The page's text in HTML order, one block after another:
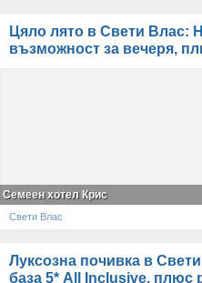
Цяло лято в Свети Влас:
възможност за вечеря,
Семеен хотел Крис
Свети Влас
Луксозна почивка в
база 5* All Inclusive, плюс